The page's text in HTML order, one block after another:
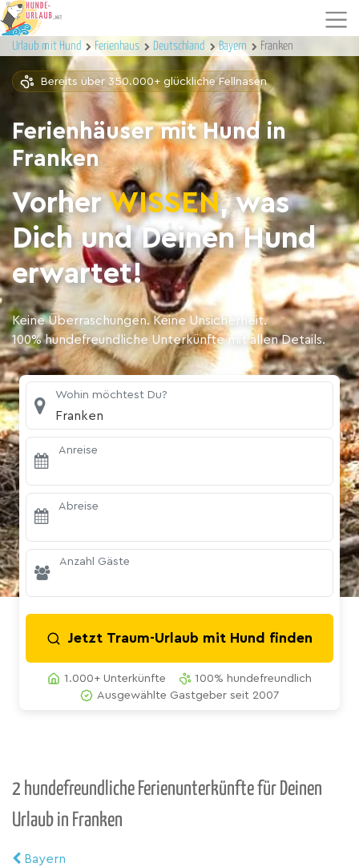
Urlaub mit Hund Ferienhaus Deutschland Bayern Franken
Bereits über 350.000+ glückliche Fellnasen
Ferienhäuser mit Hund in
Franken
VorherWISSEN, was
Dich und Deinen Hund
erwartet!
Keine Überraschungen. Keine Unsicherheit.
100% hundefreundliche Unterkünfte mit allen Details.
Wohin möchtest Du?
Franken
Anreise
Abreise
Anzahl Gäste
Jetzt Traum-Urlaub mit Hund finden
1.000+ Unterkünfte
100% hundefreundlich
Ausgewählte Gastgeber seit 2007
2 hundefreundliche Ferienunterkünfte für Deinen
Urlaub in Franken
Bayern